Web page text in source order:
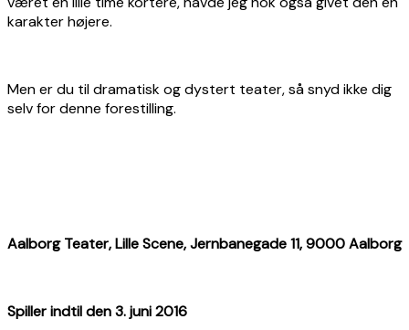
karakter højere.
Men er du til dramatisk og dystert teater, så snyd ikke dig
selv for denne forestilling.
Aalborg Teater, Lille Scene, Jernbanegade 11, 9000 Aalborg
Spiller indtil den 3. juni 2016